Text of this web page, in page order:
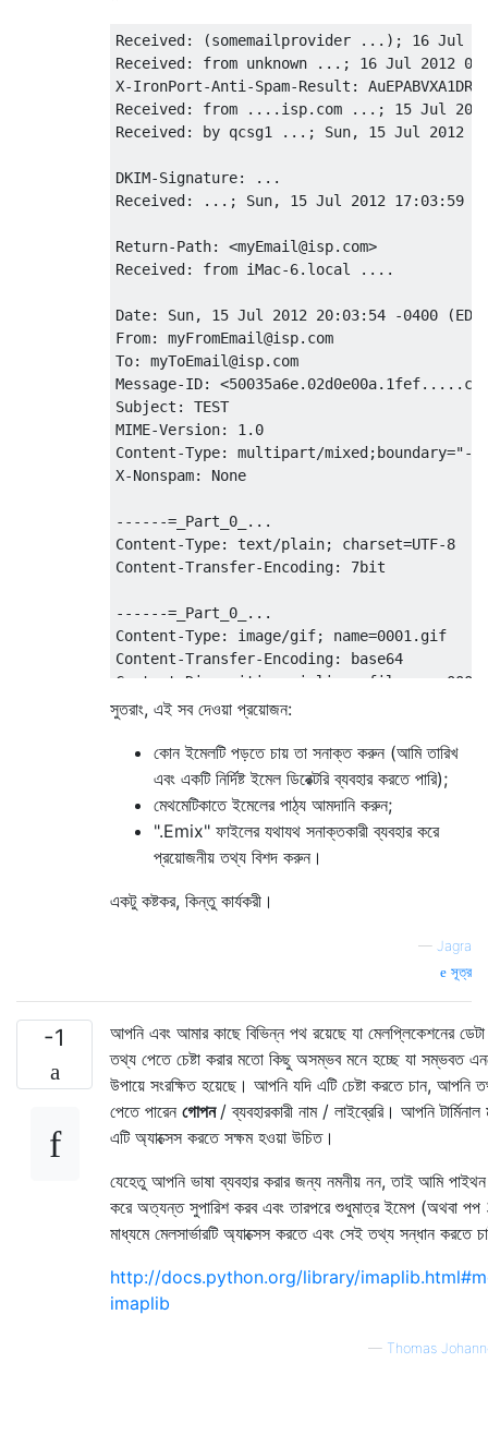
Received: (somemailprovider ...); 16 Jul
Received: from unknown ...; 16 Jul 2012
X-IronPort-Anti-Spam-Result:
Received: from ....isp.com ...; 15 Jul 2012
Received: by qcsg1 ...; Sun, 15 Jul 2012
DKIM-Signature: ...
Received: ...; Sun, 15 Jul 2012 17:03:59 -
Return-Path: <myEmail@isp.com>
Received: from iMac-6.local ....
Date: Sun, 15 Jul 2012 20:03:54 -0400
From: myFromEmail@isp.com
To: myToEmail@isp.com
Message-ID:
Subject: TEST
MIME-Version: 1.0
Content-Type: multipart/mixed;boundary="----
X-Nonspam: None
------=_Part_0_...
Content-Type: text/plain; charset=UTF-8
Content-Transfer-Encoding: 7bit
------=_Part_0_...
Content-Type: image/gif; name=0001.gif
Content-Transfer-Encoding: base64
সুতরাং, এই সব দেওয়া প্রয়োজন:
কোন ইমেলটি পড়তে চায় তা সনাক্ত করুন (আমি তারিখ
এবং একটি নির্দিষ্ট ইমেল ডিরেক্টরি ব্যবহার করতে পারি);
মেথমেটিকাতে ইমেলের পাঠ্য আমদানি করুন;
".Emix" ফাইলের যথাযথ সনাক্তকারী ব্যবহার করে
প্রয়োজনীয় তথ্য বিশদ করুন।
একটু কষ্টকর, কিন্তু কার্যকরী।
— Jagra
সূত্র
-1
আপনি এবং আমার কাছে বিভিন্ন পথ রয়েছে যা মেলপ্লিকেশনের
তথ্য পেতে চেষ্টা করার মতো কিছু অসম্ভব মনে হচ্ছে যা সম্ভবত
উপায়ে সংরক্ষিত হয়েছে। আপনি যদি এটি চেষ্টা করতে চান, আপনি
পেতে পারেন গোপন / ব্যবহারকারী নাম / লাইব্রেরি। আপনি টার্মিনাল
এটি অ্যাক্সেস করতে সক্ষম হওয়া উচিত।
যেহেতু আপনি ভাষা ব্যবহার করার জন্য নমনীয় নন, তাই আমি পাইথন
করে অত্যন্ত সুপারিশ করব এবং তারপরে শুধুমাত্র ইমেপ (অথবা
মাধ্যমে মেলসার্ভারটি অ্যাক্সেস করতে এবং সেই তথ্য সন্ধান করতে
http://docs.python.org/library/
imaplib
— Thomas